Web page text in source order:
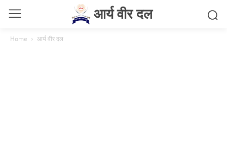
आर्य वीर दल
Home आर्य वीर दल